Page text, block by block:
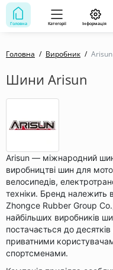
Головна Категорії Інформація
Головна Виробник Arisun
Шини Arisun
Arisun — міжнародний
виробництві шин для
велосипедів,
техніки. Бренд
Zhongce Rubber Group
найбільших виробників
постачається до
приватними
спортсменами.